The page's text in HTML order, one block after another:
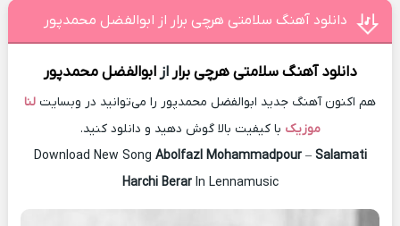
دانلود آهنگ سلامتی هرچی برار از ابوالفضل محمدپور
دانلود آهنگ سلامتی هرچی برارازابوالفضل محمدپور
هم اکنون آهنگ جدید ابوالفضل محمدپور را می‌توانید در وبسایت لنا
موزیک با کیفیت بالا گوش دهید و دانلود کنید.
Download New Song Abolfazl Mohammadpour– Salamati
Harchi BerarIn Lennamusic